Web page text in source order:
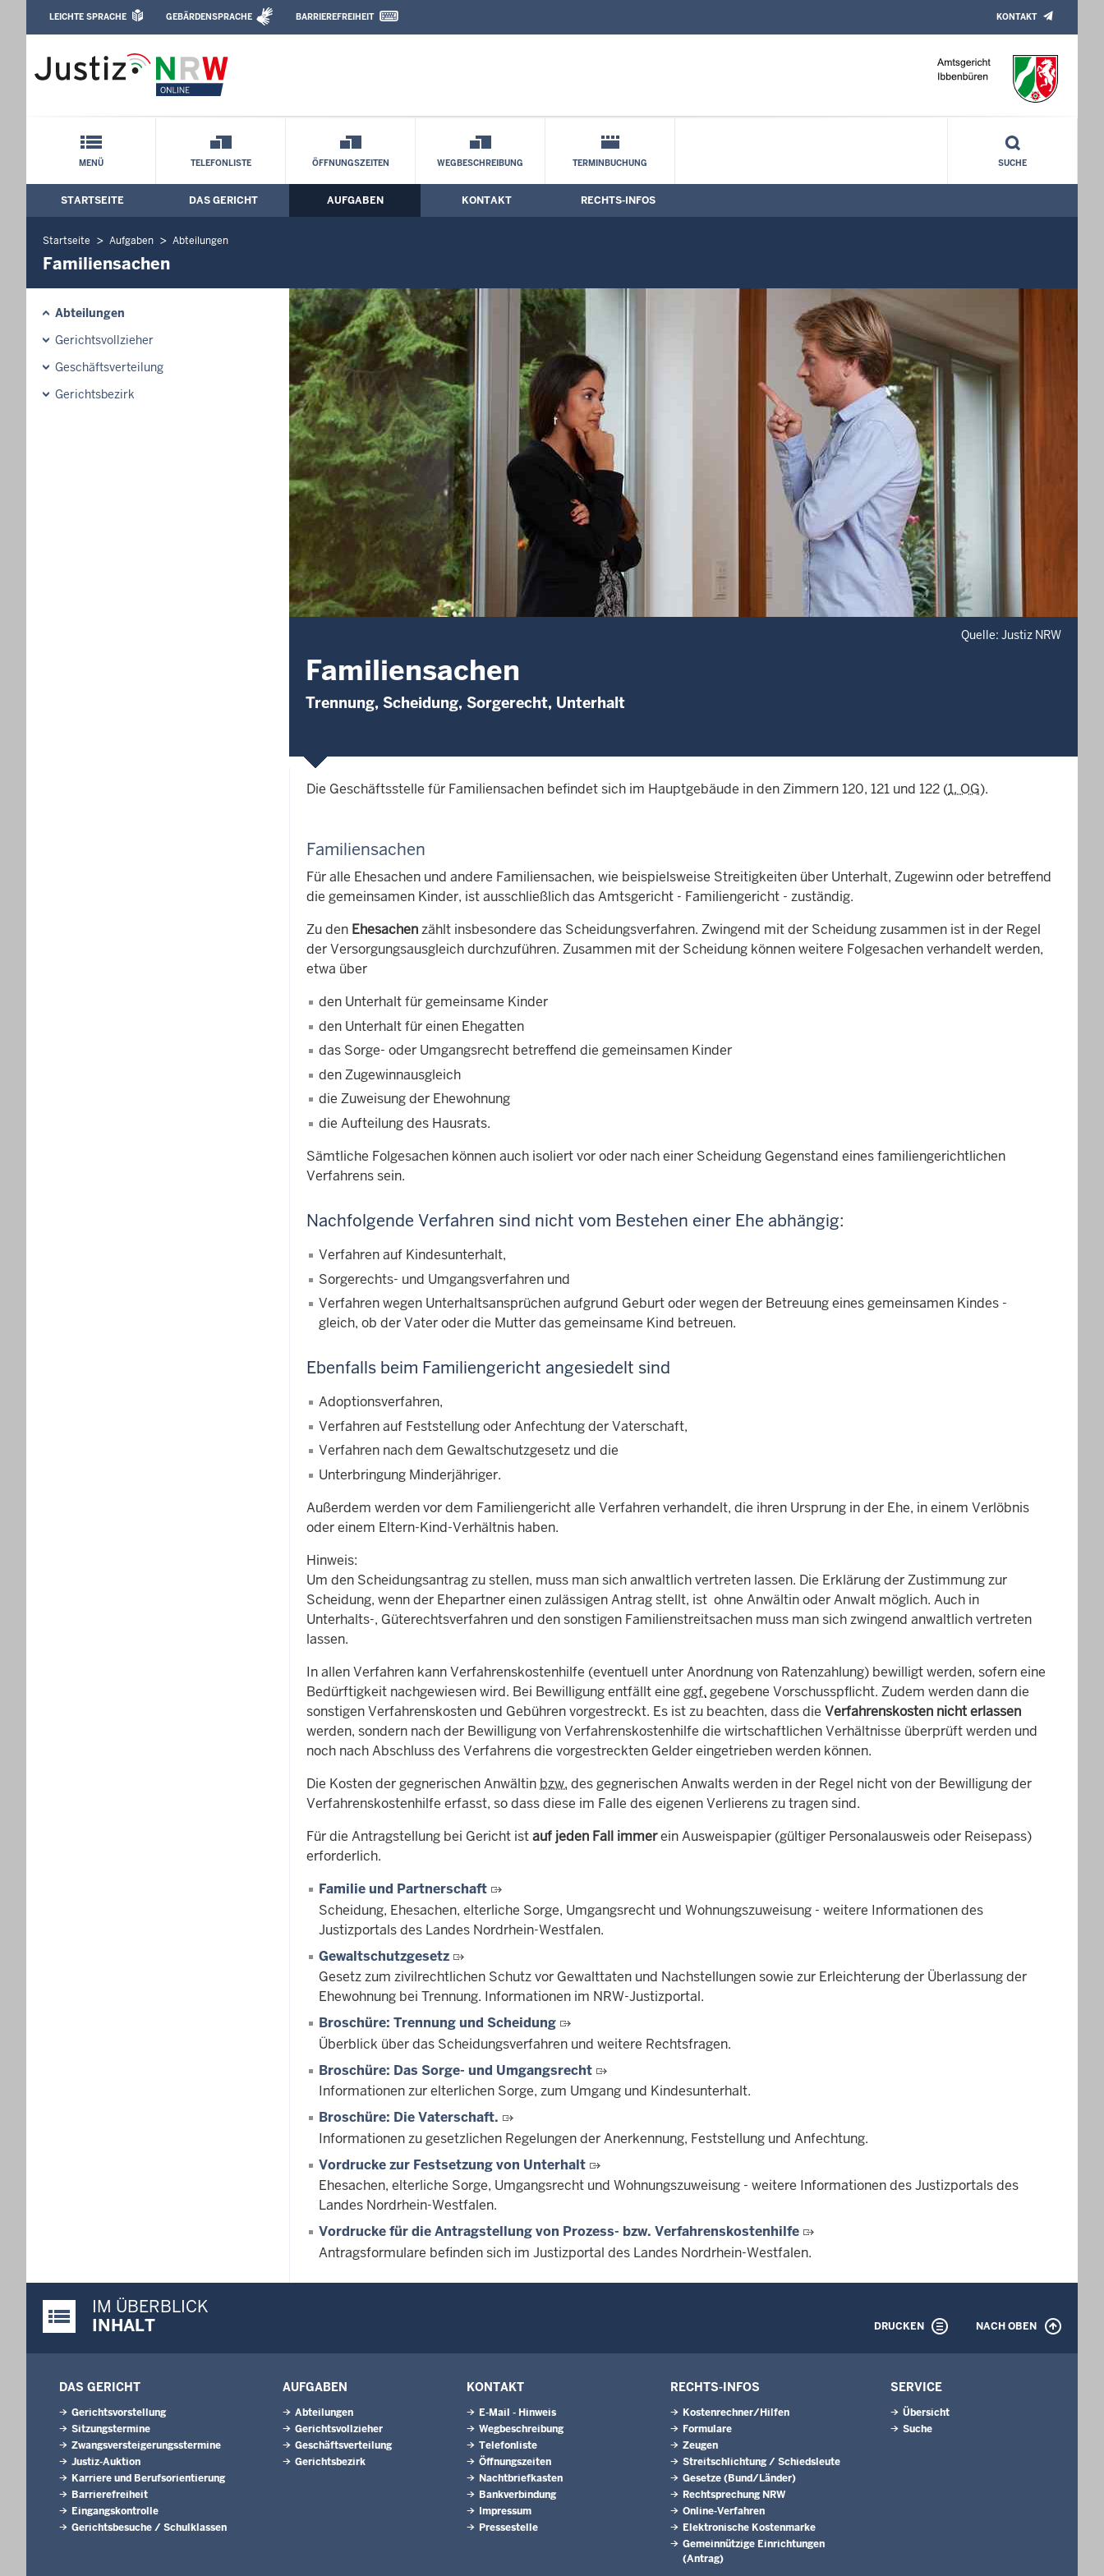
Amtsgericht Ibbenbüren: Familiensachen
Leichte Sprache, Gebärdensprachenvideo und Kontaktformular
LEICHTE SPRACHE GEBÄRDENSPRACHE BARRIEREFREIHEIT KONTAKT
Schnellnavigation mit Volltext-Suche
MENÜ TELEFONLISTE ÖFFNUNGSZEITEN WEGBESCHREIBUNG TERMINBUCHUNG SUCHE
Hauptmenü: Hauptnavigation
STARTSEITE DAS GERICHT AUFGABEN KONTAKT RECHTS-INFOS
Startseite Aufgaben Abteilungen
Familiensachen
Abteilungen
Gerichtsvollzieher
Geschäftsverteilung
Gerichtsbezirk
Quelle: Justiz NRW
Familiensachen
Trennung, Scheidung, Sorgerecht, Unterhalt
Die Geschäftsstelle für Familiensachen befindet sich im Hauptgebäude in den Zimmern 120, 121 und 122 (1. OG).
Familiensachen
Für alle Ehesachen und andere Familiensachen, wie beispielsweise Streitigkeiten über Unterhalt, Zugewinn oder betreffend
die gemeinsamen Kinder, ist ausschließlich das Amtsgericht - Familiengericht - zuständig.
Zu den Ehesachenzählt insbesondere das Scheidungsverfahren. Zwingend mit der Scheidung zusammen ist in der Regel
der Versorgungsausgleich durchzuführen. Zusammen mit der Scheidung können weitere Folgesachen verhandelt werden,
etwa über
den Unterhalt für gemeinsame Kinder
den Unterhalt für einen Ehegatten
das Sorge- oder Umgangsrecht betreffend die gemeinsamen Kinder
den Zugewinnausgleich
die Zuweisung der Ehewohnung
die Aufteilung des Hausrats.
Sämtliche Folgesachen können auch isoliert vor oder nach einer Scheidung Gegenstand eines familiengerichtlichen
Verfahrens sein.
Nachfolgende Verfahren sind nicht vom Bestehen einer Ehe abhängig:
Verfahren auf Kindesunterhalt,
Sorgerechts- und Umgangsverfahren und
Verfahren wegen Unterhaltsansprüchen aufgrund Geburt oder wegen der Betreuung eines gemeinsamen Kindes -
gleich, ob der Vater oder die Mutter das gemeinsame Kind betreuen.
Ebenfalls beim Familiengericht angesiedelt sind
Adoptionsverfahren,
Verfahren auf Feststellung oder Anfechtung der Vaterschaft,
Verfahren nach dem Gewaltschutzgesetz und die
Unterbringung Minderjähriger.
Außerdem werden vor dem Familiengericht alle Verfahren verhandelt, die ihren Ursprung in der Ehe, in einem Verlöbnis
oder einem Eltern-Kind-Verhältnis haben.
Hinweis:
Um den Scheidungsantrag zu stellen, muss man sich anwaltlich vertreten lassen. Die Erklärung der Zustimmung zur
Scheidung, wenn der Ehepartner einen zulässigen Antrag stellt, ist ohne Anwältin oder Anwalt möglich. Auch in
Unterhalts-, Güterechtsverfahren und den sonstigen Familienstreitsachen muss man sich zwingend anwaltlich vertreten
lassen.
In allen Verfahren kann Verfahrenskostenhilfe (eventuell unter Anordnung von Ratenzahlung) bewilligt werden, sofern eine
Bedürftigkeit nachgewiesen wird. Bei Bewilligung entfällt eine ggf. gegebene Vorschusspflicht. Zudem werden dann die
sonstigen Verfahrenskosten und Gebühren vorgestreckt. Es ist zu beachten, dass die Verfahrenskosten nicht erlassen
werden, sondern nach der Bewilligung von Verfahrenskostenhilfe die wirtschaftlichen Verhältnisse überprüft werden und
noch nach Abschluss des Verfahrens die vorgestreckten Gelder eingetrieben werden können.
Die Kosten der gegnerischen Anwältin bzw. des gegnerischen Anwalts werden in der Regel nicht von der Bewilligung der
Verfahrenskostenhilfe erfasst, so dass diese im Falle des eigenen Verlierens zu tragen sind.
Für die Antragstellung bei Gericht istauf jeden Fall immerein Ausweispapier (gültiger Personalausweis oder Reisepass)
erforderlich.
Familie und Partnerschaft
Scheidung, Ehesachen, elterliche Sorge, Umgangsrecht und Wohnungszuweisung - weitere Informationen des
Justizportals des Landes Nordrhein-Westfalen.
Gewaltschutzgesetz
Gesetz zum zivilrechtlichen Schutz vor Gewalttaten und Nachstellungen sowie zur Erleichterung der Überlassung der
Ehewohnung bei Trennung. Informationen im NRW-Justizportal.
Broschüre: Trennung und Scheidung
Überblick über das Scheidungsverfahren und weitere Rechtsfragen.
Broschüre: Das Sorge- und Umgangsrecht
Informationen zur elterlichen Sorge, zum Umgang und Kindesunterhalt.
Broschüre: Die Vaterschaft.
Informationen zu gesetzlichen Regelungen der Anerkennung, Feststellung und Anfechtung.
Vordrucke zur Festsetzung von Unterhalt
Ehesachen, elterliche Sorge, Umgangsrecht und Wohnungszuweisung - weitere Informationen des Justizportals des
Landes Nordrhein-Westfalen.
Vordrucke für die Antragstellung von Prozess- bzw. Verfahrenskostenhilfe
Antragsformulare befinden sich im Justizportal des Landes Nordrhein-Westfalen.
Justiz-Portal im Überblick:
IM ÜBERBLICK
INHALT
DRUCKEN NACH OBEN
DAS GERICHT
Gerichtsvorstellung
Sitzungstermine
Zwangsversteigerungsstermine
Justiz-Auktion
Karriere und Berufsorientierung
Barrierefreiheit
Eingangskontrolle
Gerichtsbesuche / Schulklassen
AUFGABEN
Abteilungen
Gerichtsvollzieher
Geschäftsverteilung
Gerichtsbezirk
KONTAKT
E-Mail - Hinweis
Wegbeschreibung
Telefonliste
Öffnungszeiten
Nachtbriefkasten
Bankverbindung
Impressum
Pressestelle
RECHTS-INFOS
Kostenrechner/Hilfen
Formulare
Zeugen
Streitschlichtung / Schiedsleute
Gesetze (Bund/Länder)
Rechtsprechung NRW
Online-Verfahren
Elektronische Kostenmarke
Gemeinnützige Einrichtungen
(Antrag)
SERVICE
Übersicht
Suche